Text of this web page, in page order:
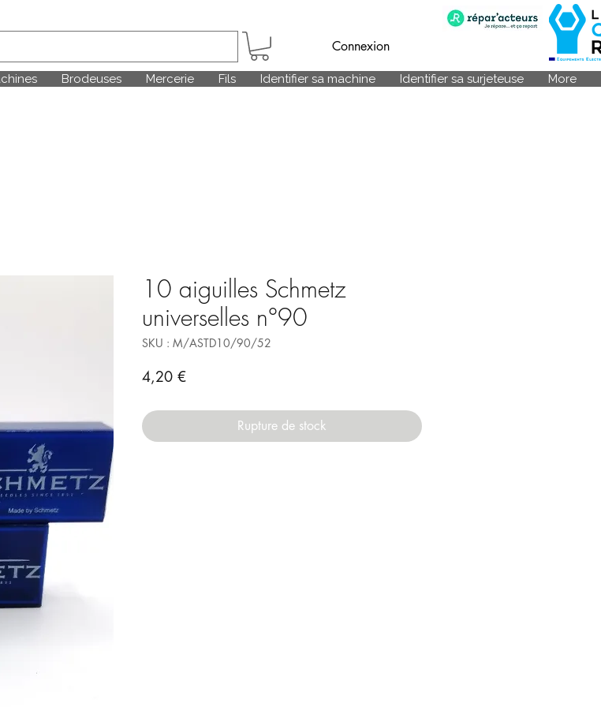
Brodeuses Mercerie Fils Identifier sa machine Identifier sa surjeteuse More
Connexion
10 aiguilles Schmetz
universelles n°90
SKU : M/ASTD10/90/52
4,20 €Prix
Rupture de stock